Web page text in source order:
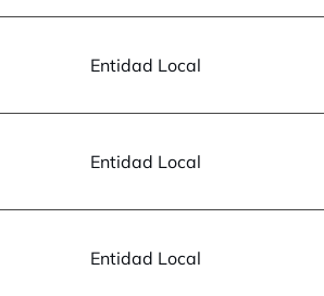
Entidad Local
Entidad Local
Entidad Local